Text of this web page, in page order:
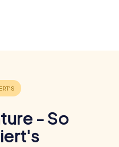
- So